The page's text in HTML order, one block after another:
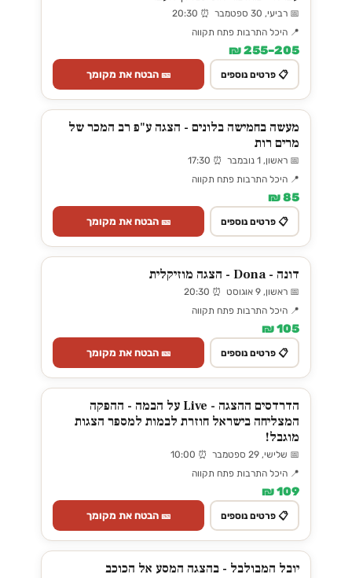
📅 רביעי, 30 ספטמבר ⏰ 20:30
📍 היכל התרבות פתח תקווה
205–255 ₪
📋 פרטים נוספים 🎫 הבטח את מקומך
מעשה בחמישה בלונים - הצגה ע"פ רב המכר של
מרים רות
📅 ראשון, 1 נובמבר ⏰ 17:30
📍 היכל התרבות פתח תקווה
85 ₪
📋 פרטים נוספים 🎫 הבטח את מקומך
דונה - Dona - הצגה מוזיקלית
📅 ראשון, 9 אוגוסט ⏰ 20:30
📍 היכל התרבות פתח תקווה
105 ₪
📋 פרטים נוספים 🎫 הבטח את מקומך
הדרדסים ההצגה - Live על הבמה - ההפקה
המצליחה בישראל חוזרת לבמות למספר הצגות
מוגבל!
📅 שלישי, 29 ספטמבר ⏰ 10:00
📍 היכל התרבות פתח תקווה
109 ₪
📋 פרטים נוספים 🎫 הבטח את מקומך
יובל המבולבל - בהצגה המסע אל הכוכב